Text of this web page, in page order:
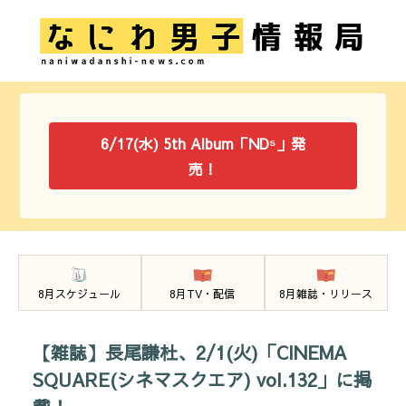
6/17(水) 5th Album「ND⁵」発
売！
8月スケジュール 8月TV・配信 8月雑誌・リリース
【雑誌】長尾謙杜、2/1(火)「CINEMA
SQUARE(シネマスクエア) vol.132」に掲